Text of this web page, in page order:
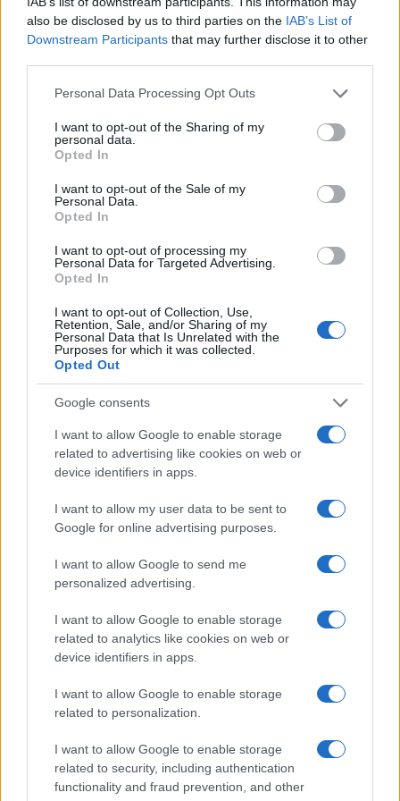
also be disclosed by us to third parties on the IAB’s List of
Downstream Participants that may further disclose it to other
Please note that this website/app uses one or more Google
not limited to your visit or usage behaviour. You may click to
grant or deny consent to Google and its third-party tags to
use your data for below specified purposes in below Google
consent section.
Personal Data Processing Opt Outs
I want to opt-out of the Sharing of my
personal data.
Opted In
I want to opt-out of the Sale of my
Personal Data.
Opted In
I want to opt-out of processing my
Personal Data for Targeted Advertising.
Opted In
I want to opt-out of Collection, Use,
Retention, Sale, and/or Sharing of my
Personal Data that Is Unrelated with the
Purposes for which it was collected.
Opted Out
Google consents
I want to allow Google to enable storage
related to advertising like cookies on web or
device identifiers in apps.
I want to allow my user data to be sent to
Google for online advertising purposes.
I want to allow Google to send me
personalized advertising.
I want to allow Google to enable storage
related to analytics like cookies on web or
device identifiers in apps.
I want to allow Google to enable storage
related to personalization.
I want to allow Google to enable storage
related to security, including authentication
functionality and fraud prevention, and other
21:05
εξαπέλυσαν drones κατά ρωσικών
ραντάρ στην Κριμαία – βίντεο
ΣΑΝ ΣΗΜΕΡΑ – 26 Ιουλίου/7 Αυγούστου
1822: Μάχη των Δερβενακίων, ο
Κολοκοτρώνης συντρίβει τον Δράμαλη
H Saab πάει για διπλασιασμό της
παραγωγής των Gripen
ΕΞΕΛΙΞΗ: H Τουρκία στέλνει όλους τους
εκτοξευτές της MLRS και τους
πυραύλους ATACMS στην Ουκρανία
Και η Lufthansa απορρίπτει τα πρώτα
Boeing 777-9 – Νέος πονοκέφαλος για